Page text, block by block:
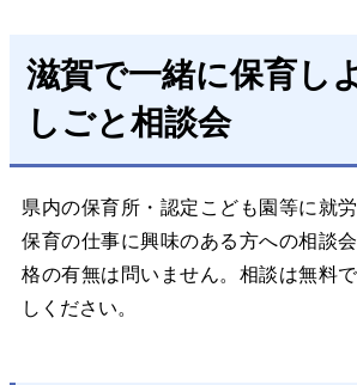
滋賀で一緒に保育し
しごと相談会
県内の保育所・認定こども園等に就
保育の仕事に興味のある方への相談
格の有無は問いません。相談は無料
しください。